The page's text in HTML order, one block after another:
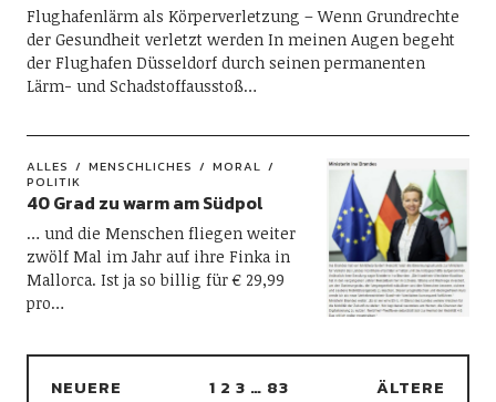
Flughafenlärm als Körperverletzung – Wenn Grundrechte
der Gesundheit verletzt werden In meinen Augen begeht
der Flughafen Düsseldorf durch seinen permanenten
Lärm- und Schadstoffausstoß…
ALLES MENSCHLICHES
MORAL
POLITIK
40 Grad zu warm am Südpol
… und die Menschen fliegen weiter
zwölf Mal im Jahr auf ihre Finka in
Mallorca. Ist ja so billig für € 29,99
pro…
NEUERE 1 2 3 … 83 ÄLTERE